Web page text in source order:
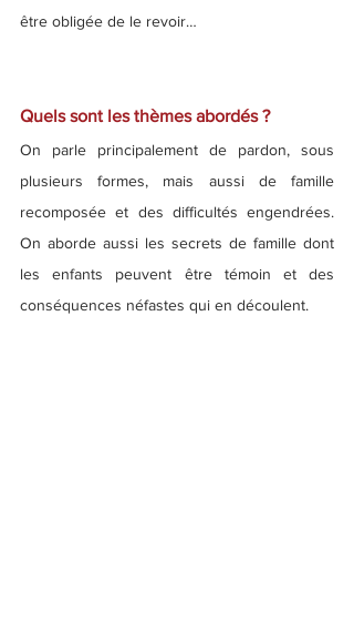
être obligée de le revoir…
Quels sont les thèmes abordés ?
On parle principalement de pardon, sous
plusieurs formes, mais aussi de famille
recomposée et des difficultés engendrées.
On aborde aussi les secrets de famille dont
les enfants peuvent être témoin et des
conséquences néfastes qui en découlent.